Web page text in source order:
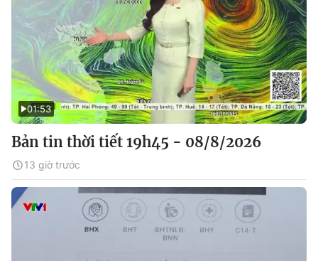
01:53
Bản tin thời tiết 19h45 - 08/8/2026
13 giờ trước